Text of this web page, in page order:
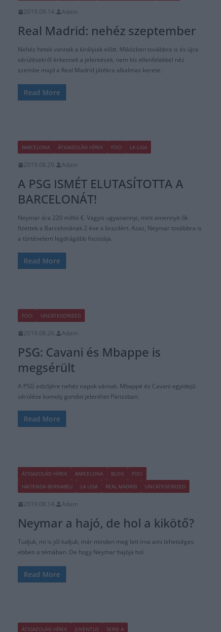
2019.09.14. Adam
Real Madrid: nehéz szeptember
Nehéz hetek vannak a királyiak előtt. Miközben továbbra is és újra
sérülésekről érkeznek a jelentések, nem kis ellenfelekkel néz
szembe majd a Real Madrid játékra alkalmas kerete.
Read More
BARCELONA ÁTIGAZOLÁSI HÍREK FOCI LA LIGA
2019.08.29. Adam
A PSG ISMÉT ELUTASÍTOTTA A
BARCELONÁT!
Neymar ára 220 millió €. Vagyis ugyanannyi, mint amennyit ők
fizettek a Barcelonának 2 éve a brazilért. Azaz, Neymar továbbra is
a történelem legdrágább focistája.
Read More
FOCI UNCATEGORIZED
2019.08.26. Adam
PSG: Cavani és Mbappe is
megsérült
A PSG edzőjére nehéz napok várnak. Mbappé és Cavani egyidejű
sérülése komoly gondot jelenthet Párizsban.
Read More
ÁTIGAZOLÁSI HÍREK BARCELONA BLOG
FOCI
HACIENDA BERNABEU
LA LIGA REAL MADRID UNCATEGORIZED
2019.08.14. Adam
Neymar a hajó, de hol a kikötő?
Tudjuk, mi is jól tudjuk, már minden meg lett írva ami lehetséges
ebben a témában. De hogy Neymar hajója hol
Read More
ÁTIGAZOLÁSI HÍREK JUVENTUS SERIE A